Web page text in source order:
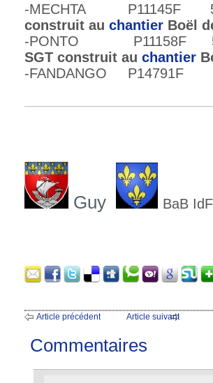
-MECHTA P11145F
construit au chantier Boël
-PONTO P11158F
SGT construit au chantier
-FANDANGO P14791F
Guy BaB IdF
Article précédent Article suivant
Commentaires